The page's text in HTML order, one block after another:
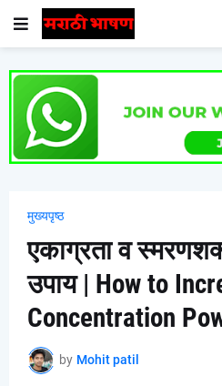
मुख्यपृष्ठ
एकाग्रता व
उपाय | How to
Concentration
by Mohit patil